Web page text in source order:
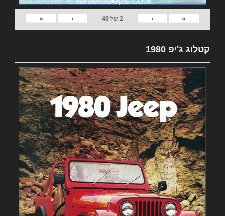
«
‹
2של40
›
»
קטלוג ג'יפ 1980